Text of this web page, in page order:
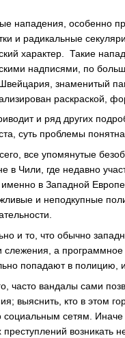
нападения, особенно
и радикальные
характер. Такие
надписями, по
знаменитый
раскраской,
и ряд других
суть проблемы
все упомянутые
в Чили, где недавно
в Западной
и неподкупные
и то, что обычно
слежения, а программное
попадают в полицию,
часто вандалы сами
выяснить, кто в этом
социальным сетям. Иначе
возникать